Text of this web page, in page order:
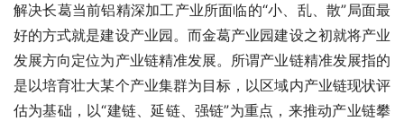
解决长葛当前铝精深加工产业所面临的“小、乱、散”局面最
好的方式就是建设产业园。而金葛产业园建设之初就将产业
发展方向定位为产业链精准发展。所谓产业链精准发展指的
是以培育壮大某个产业集群为目标，以区域内产业链现状评
估为基础，以“建链、延链、强链”为重点，来推动产业链攀